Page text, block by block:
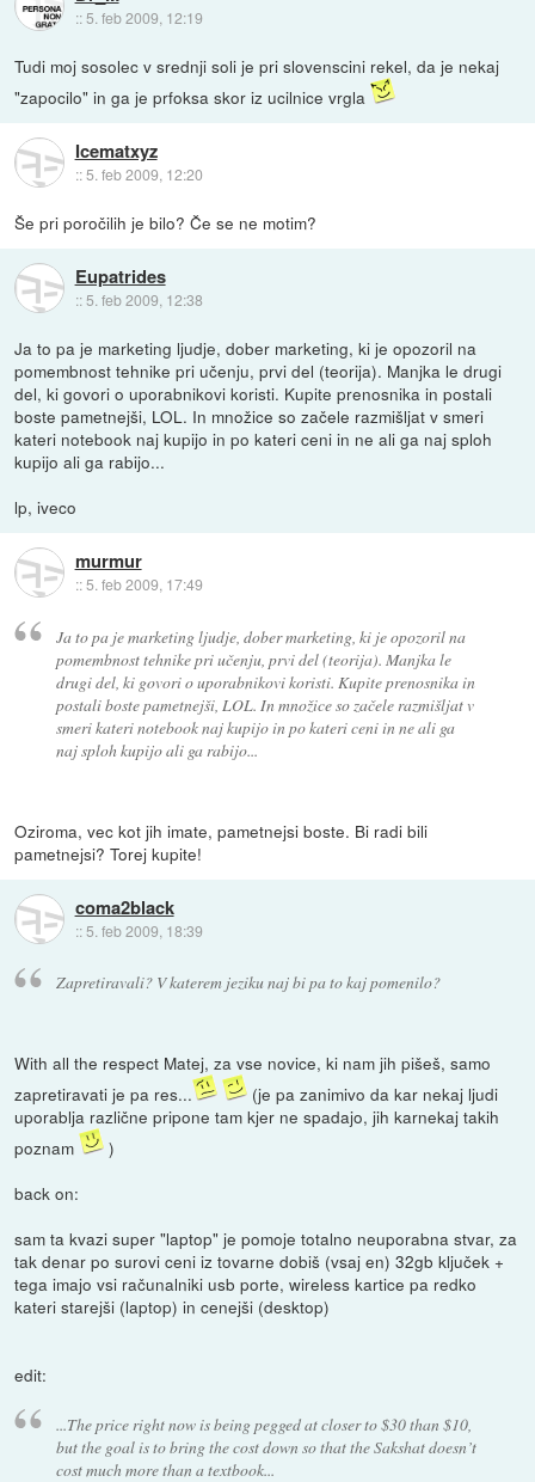
:: 5. feb 2009, 12:19
Tudi moj sosolec v srednji soli je pri slovenscini rekel, da je nekaj
"zapocilo" in ga je prfoksa skor iz ucilnice vrgla
Icematxyz
::5. feb 2009, 12:20
Še pri poročilih je bilo? Če se ne motim?
Eupatrides
:: 5. feb 2009, 12:38
Ja to pa je marketing ljudje, dober marketing, ki je opozoril na
pomembnost tehnike pri učenju, prvi del (teorija). Manjka le drugi
del, ki govori o uporabnikovi koristi. Kupite prenosnika in postali
boste pametnejši, LOL. In množice so začele razmišljat v smeri
kateri notebook naj kupijo in po kateri ceni in ne ali ga naj sploh
kupijo ali ga rabijo...
lp, iveco
murmur
::5. feb 2009, 17:49
Ja to pa je marketing ljudje, dober marketing, ki je opozoril na
pomembnost tehnike pri učenju, prvi del (teorija). Manjka le
drugi del, ki govori o uporabnikovi koristi. Kupite prenosnika in
postali boste pametnejši, LOL. In množice so začele razmišljat v
smeri kateri notebook naj kupijo in po kateri ceni in ne ali ga
naj sploh kupijo ali ga rabijo...
Oziroma, vec kot jih imate, pametnejsi boste. Bi radi bili
pametnejsi? Torej kupite!
coma2black
:: 5. feb 2009, 18:39
Zapretiravali? V katerem jeziku naj bi pa to kaj pomenilo?
With all the respect Matej, za vse novice, ki nam jih pišeš, samo
zapretiravati je pa res...
(je pa zanimivo da kar nekaj ljudi
uporablja različne pripone tam kjer ne spadajo, jih karnekaj takih
poznam
)
back on:
sam ta kvazi super "laptop" je pomoje totalno neuporabna stvar, za
tak denar po surovi ceni iz tovarne dobiš (vsaj en) 32gb ključek +
tega imajo vsi računalniki usb porte, wireless kartice pa redko
kateri starejši (laptop) in cenejši (desktop)
edit:
...The price right now is being pegged at closer to $30 than $10,
but the goal is to bring the cost down so that the Sakshat doesn’t
cost much more than a textbook...